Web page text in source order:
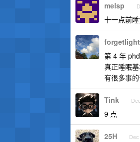
melsp
十一点前
forgetlight
第 4 年
真正睡眠
有很多事
Tink
9 点
25H